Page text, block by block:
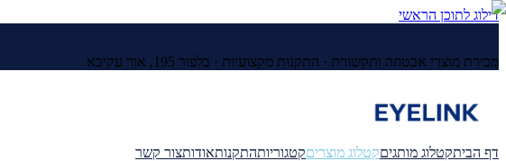
דילוג לתוכן הראשי
מכירת מוצרי אבטחה ותקשורת · התקנות מקצועיות · בלפור 195, אור עקיבא
דף הביתקטלוג מותגיםקטלוג מוצריםקטגוריותהתקנותאודותצור קשר